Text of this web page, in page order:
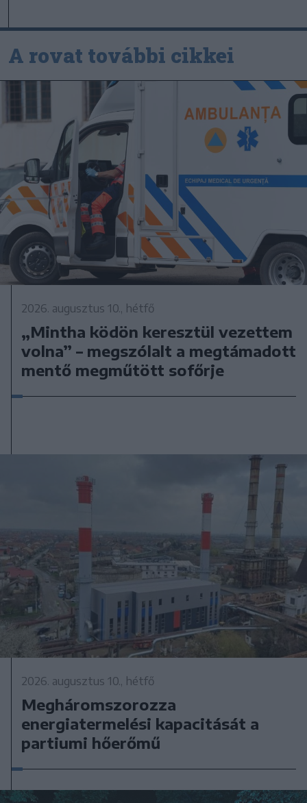
A rovat további cikkei
2026. augusztus 10., hétfő
„Mintha ködön keresztül vezettem
volna” – megszólalt a megtámadott
mentő megműtött sofőrje
2026. augusztus 10., hétfő
Megháromszorozza
energiatermelési kapacitását a
partiumi hőerőmű